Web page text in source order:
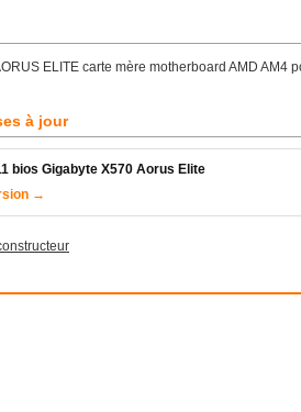
ELITE carte mère motherboard AMD AM4
à jour
bios Gigabyte X570 Aorus Elite
→